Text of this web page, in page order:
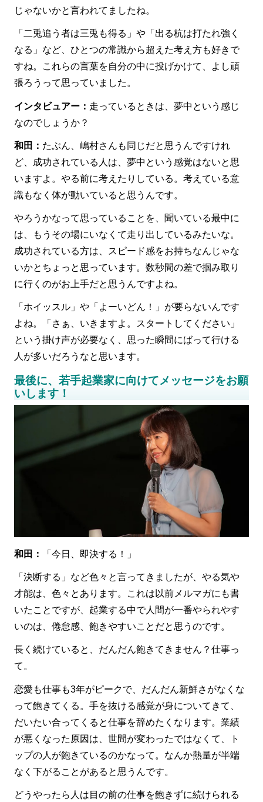
じゃないかと言われてましたね。
「二兎追う者は三兎も得る」や「出る杭は打たれ強く
なる」など、ひとつの常識から超えた考え方も好きで
すね。これらの言葉を自分の中に投げかけて、よし頑
張ろうって思っていました。
インタビュアー： 走っているときは、夢中という感じ
なのでしょうか？
和田： たぶん、嶋村さんも同じだと思うんですけれ
ど、成功されている人は、夢中という感覚はないと思
いますよ。やる前に考えたりしている。考えている意
識もなく体が動いていると思うんです。
やろうかなって思っていることを、聞いている最中に
は、もうその場にいなくて走り出しているみたいな。
成功されている方は、スピード感をお持ちなんじゃな
いかとちょっと思っています。数秒間の差で掴み取り
に行くのがお上手だと思うんですよね。
「ホイッスル」や「よーいどん！」が要らないんです
よね。「さぁ、いきますよ。スタートしてください」
という掛け声が必要なく、思った瞬間にばって行ける
人が多いだろうなと思います。
最後に、若手起業家に向けてメッセージをお願
いします！
和田： 「今日、即決する！」
「決断する」など色々と言ってきましたが、やる気や
才能は、色々とあります。これは以前メルマガにも書
いたことですが、起業する中で人間が一番やられやす
いのは、倦怠感、飽きやすいことだと思うのです。
長く続けていると、だんだん飽きてきません？仕事っ
て。
恋愛も仕事も3年がピークで、だんだん新鮮さがなくな
って飽きてくる。手を抜ける感覚が身についてきて、
だいたい合ってくると仕事を辞めたくなります。業績
が悪くなった原因は、世間が変わったではなくて、ト
ップの人が飽きているのかなって。なんか熱量が半端
なく下がることがあると思うんです。
どうやったら人は目の前の仕事を飽きずに続けられる